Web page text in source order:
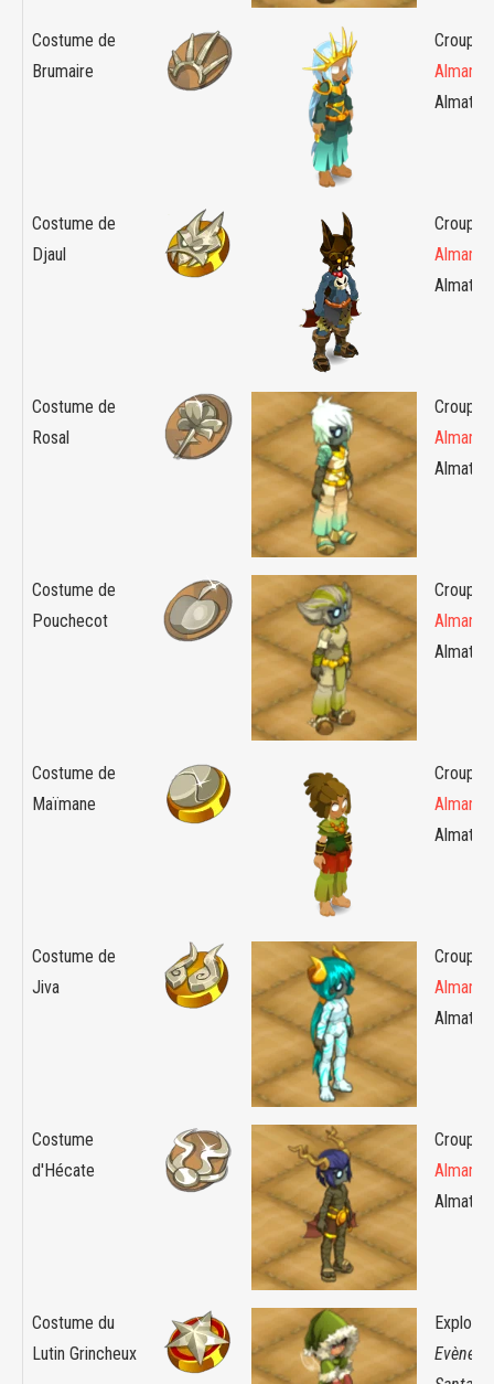
Costume de
Brumaire
Almanax
Costume de
Djaul
Almanax
Costume de
Rosal
Almanax
Costume de
Pouchecot
Almanax
Costume de
Maïmane
Almanax
Costume de
Jiva
Almanax
Costume
d'Hécate
Almanax
Costume du
Lutin Grincheux
Exploit :